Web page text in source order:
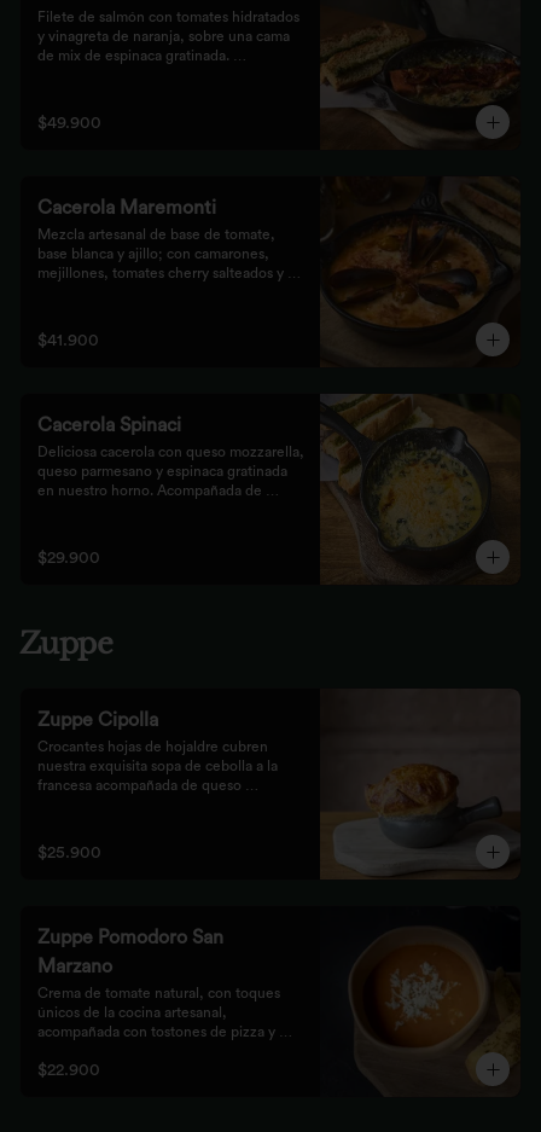
Filete de salmón con tomates hidratados
y vinagreta de naranja, sobre una cama
de mix de espinaca gratinada.
$49.900
Cacerola Maremonti
Mezcla artesanal de base de tomate,
base blanca y ajillo; con camarones,
mejillones, tomates cherry salteados y
pan focaccia con pesto verde rústico.
$41.900
Cacerola Spinaci
Deliciosa cacerola con queso mozzarella,
queso parmesano y espinaca gratinada
en nuestro horno. Acompañada de
$29.900
Zuppe
Zuppe Cipolla
Crocantes hojas de hojaldre cubren
nuestra exquisita sopa de cebolla a la
francesa acompañada de queso
$25.900
Zuppe Pomodoro San
Marzano
Crema de tomate natural, con toques
únicos de la cocina artesanal,
acompañada con tostones de pizza y
$22.900